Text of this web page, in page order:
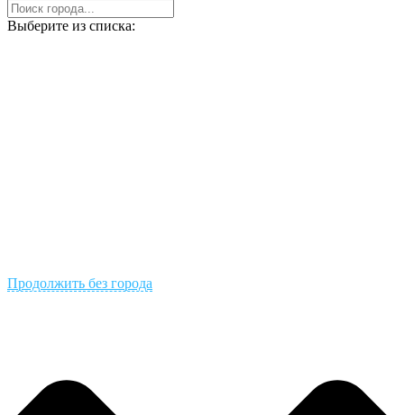
Выберите из списка:
Продолжить без города